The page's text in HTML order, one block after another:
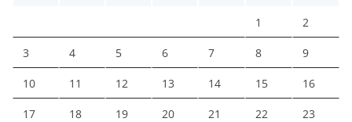
1 2
3 4 5 6 7 8 9
10 11 12 13 14 15 16
17 18 19 20 21 22 23